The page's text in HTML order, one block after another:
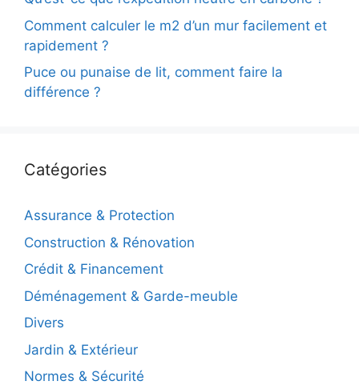
Comment calculer le m2 d’un mur facilement et
rapidement ?
Puce ou punaise de lit, comment faire la
différence ?
Catégories
Assurance & Protection
Construction & Rénovation
Crédit & Financement
Déménagement & Garde-meuble
Divers
Jardin & Extérieur
Normes & Sécurité